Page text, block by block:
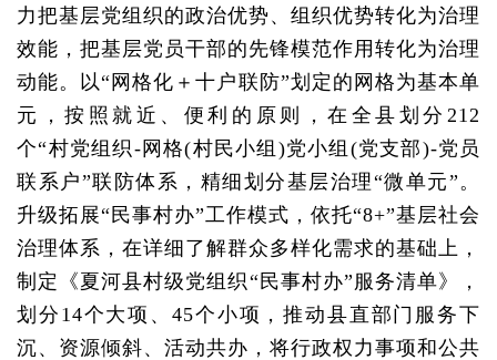
力把基层党组织的政治优势、组织优势转化为治理
效能，把基层党员干部的先锋模范作用转化为治理
动能。以“网格化＋十户联防”划定的网格为基本单
元，按照就近、便利的原则，在全县划分212
个“村党组织-网格(村民小组)党小组(党支部)-党员
联系户”联防体系，精细划分基层治理“微单元”。
升级拓展“民事村办”工作模式，依托“8+”基层社会
治理体系，在详细了解群众多样化需求的基础上，
制定《夏河县村级党组织“民事村办”服务清单》，
划分14个大项、45个小项，推动县直部门服务下
沉、资源倾斜、活动共办，将行政权力事项和公共